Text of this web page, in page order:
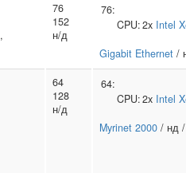
,
76
152
н/д
76:
CPU:2x Intel
Gigabit Ethernet /
64
128
н/д
64:
CPU:2x Intel
Myrinet 2000 / нд